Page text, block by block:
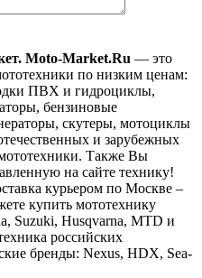
Moto-Market.Ru — это
по низким ценам:
ПВХ и гидроциклы,
бензиновые
скутеры, мотоциклы
и зарубежных
Также Вы
на сайте технику!
курьером по Москве –
купить мототехнику
Suzuki, Husqvarna, MTD и
российских
бренды: Nexus, HDX, Sea-